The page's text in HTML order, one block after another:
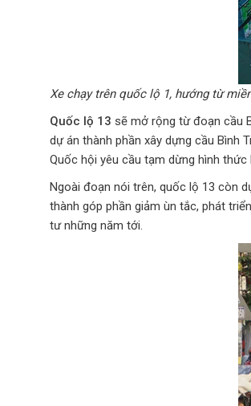
Xe chạy trên quốc lộ 1, hướng từ
Quốc lộ 13 sẽ mở rộng từ đoạn cầu
dự án thành phần xây dựng cầu Bình
Quốc hội yêu cầu tạm dừng hình
Ngoài đoạn nói trên, quốc lộ 13 còn
thành góp phần giảm ùn tắc, phát
tư những năm tới.